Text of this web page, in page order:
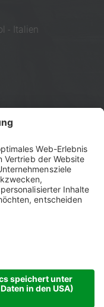
- Italien